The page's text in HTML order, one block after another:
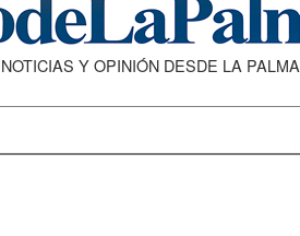
Y OPINIÓN DESDE LA PALMA